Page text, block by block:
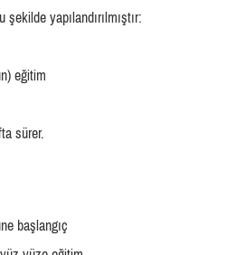
yapılandırılmıştır:
eğitim
sürer.
başlangıç